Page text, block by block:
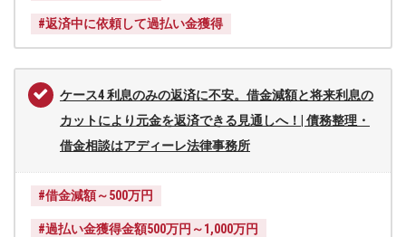
#返済中に依頼して過払い金獲得
ケース4 利息のみの返済に不安。借金減額と将来利息の
カットにより元金を返済できる見通しへ！| 債務整理・
借金相談はアディーレ法律事務所
#借金減額～500万円
#過払い金獲得金額500万円～1,000万円